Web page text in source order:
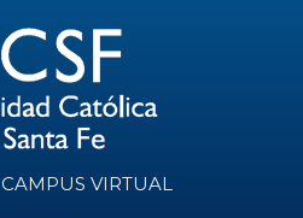
CAMPUS VIRTUAL